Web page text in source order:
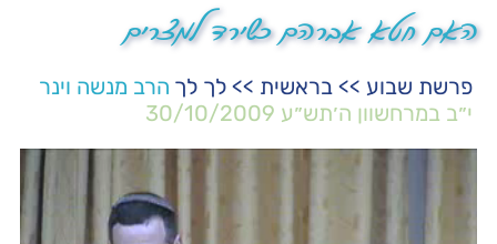
האם חטא אברהם כשירד למצרים
פרשת שבוע >> בראשית >> לך לך הרב מנשה וינר
י״ב במרחשוון ה׳תש״ע 30/10/2009
נגן
וידאו